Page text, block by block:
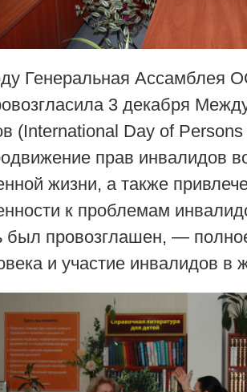
Генеральная Ассамблея
3 декабря
(International Day of
прав инвалидов
жизни, а также
к проблемам
был провозглашен, —
и участие инвалидов в